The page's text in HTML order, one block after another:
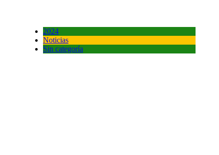
2024
Noticias
Sin categoría